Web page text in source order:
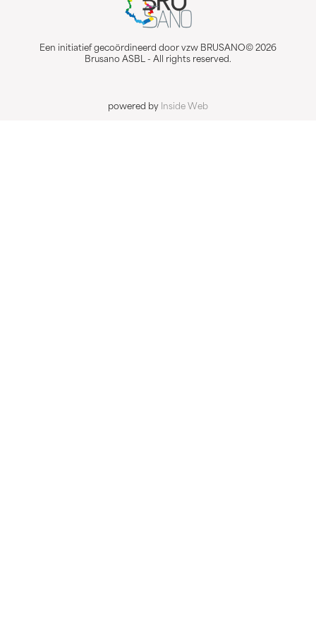
Een initiatief gecoördineerd door vzw BRUSANO© 2026
Brusano ASBL - All rights reserved.
powered by Inside Web